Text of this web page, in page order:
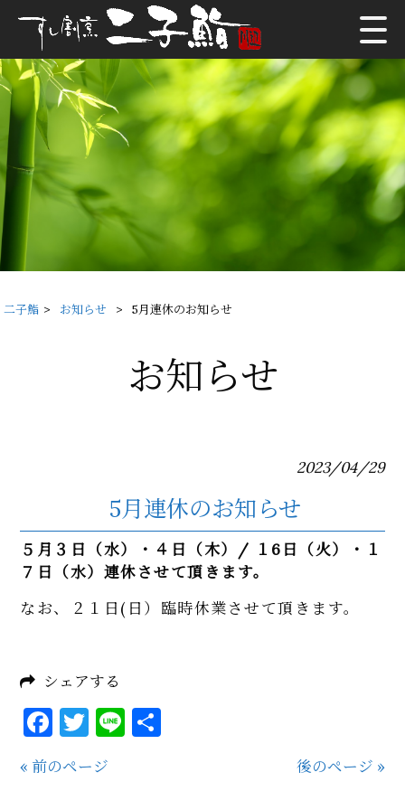
二子鮨 > お知らせ > 5月連休のお知らせ
お知らせ
2023/04/29
5月連休のお知らせ
５月３日（水）・４日（木）/ １6 日（火）・１
７日（水）連休させて頂きます。
なお、２１日(日）臨時休業させて頂きます。
シェアする
Facebook
Twitter
Line
« 前のページ 後のページ »